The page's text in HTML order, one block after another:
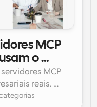
MCP
o
CodeMCP
reais.
Cal.com que